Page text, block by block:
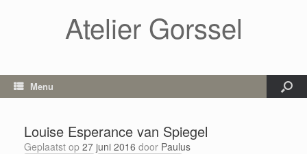
Atelier Gorssel
Menu
Louise Esperance van Spiegel
Geplaatst op 27 juni 2016 door Paulus